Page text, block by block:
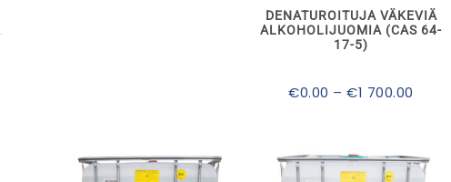
muunnelma.
Voit
tehdä
sivulla.
DENATUROITUJA VÄKEVIÄ
ALKOHOLIJUOMIA (CAS 64-
17-5)
€0.00 – €1 700.00
€1